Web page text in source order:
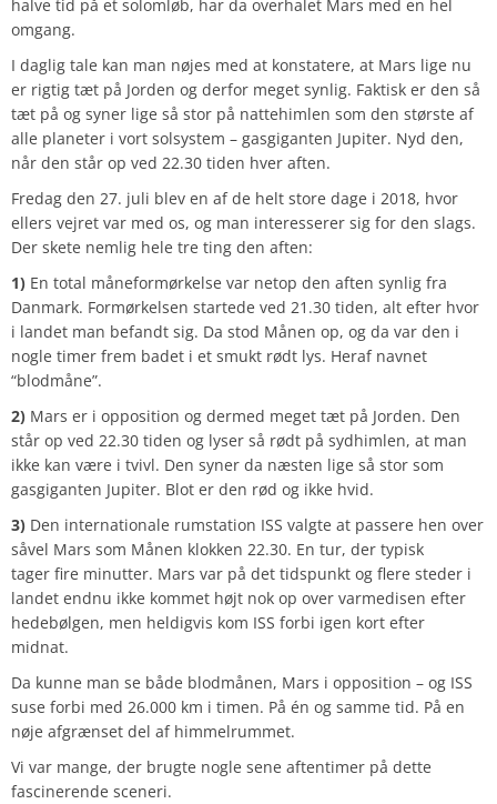
halve tid på et solomløb, har da overhalet Mars med en hel
omgang.
I daglig tale kan man nøjes med at konstatere, at Mars lige nu
er rigtig tæt på Jorden og derfor meget synlig. Faktisk er den så
tæt på og syner lige så stor på nattehimlen som den største af
alle planeter i vort solsystem – gasgiganten Jupiter. Nyd den,
når den står op ved 22.30 tiden hver aften.
Fredag den 27. juli blev en af de helt store dage i 2018, hvor
ellers vejret var med os, og man interesserer sig for den slags.
Der skete nemlig hele tre ting den aften:
1) En total måneformørkelse var netop den aften synlig fra
Danmark. Formørkelsen startede ved 21.30 tiden, alt efter hvor
i landet man befandt sig. Da stod Månen op, og da var den i
nogle timer frem badet i et smukt rødt lys. Heraf navnet
“blodmåne”.
2) Mars er i opposition og dermed meget tæt på Jorden. Den
står op ved 22.30 tiden og lyser så rødt på sydhimlen, at man
ikke kan være i tvivl. Den syner da næsten lige så stor som
gasgiganten Jupiter. Blot er den rød og ikke hvid.
3) Den internationale rumstation ISS valgte at passere hen over
såvel Mars som Månen klokken 22.30. En tur, der typisk
tager fire minutter. Mars var på det tidspunkt og flere steder i
landet endnu ikke kommet højt nok op over varmedisen efter
hedebølgen, men heldigvis kom ISS forbi igen kort efter
midnat.
Da kunne man se både blodmånen, Mars i opposition – og ISS
suse forbi med 26.000 km i timen. På én og samme tid. På en
nøje afgrænset del af himmelrummet.
Vi var mange, der brugte nogle sene aftentimer på dette
fascinerende sceneri.